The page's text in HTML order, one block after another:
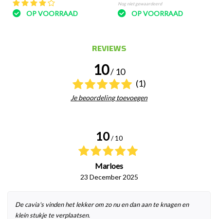
OP VOORRAAD
Nog niet gewaardeerd
OP VOORRAAD
REVIEWS
10/ 10
(1)
Je beoordeling toevoegen
10 / 10
Marloes
23 December 2025
De cavia's vinden het lekker om zo nu en dan aan te knagen en
klein stukje te verplaatsen.